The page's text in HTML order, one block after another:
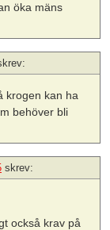
öka mäns
krogen kan ha
behöver bli
skrev:
också krav på